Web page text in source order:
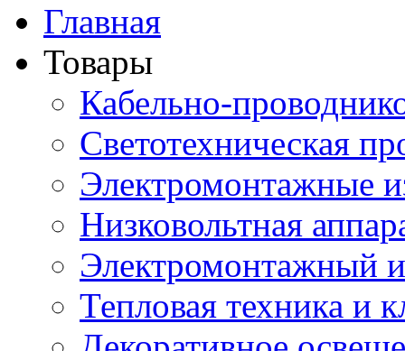
Главная
Товары
Кабельно-
Светотехническая
Электромонтажные
Низковольтная
Электромонтажный
Тепловая техника и